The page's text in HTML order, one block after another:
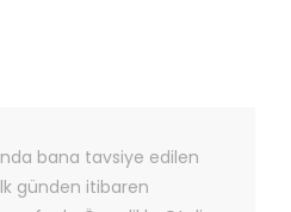
bana tavsiye edilen
günden itibaren